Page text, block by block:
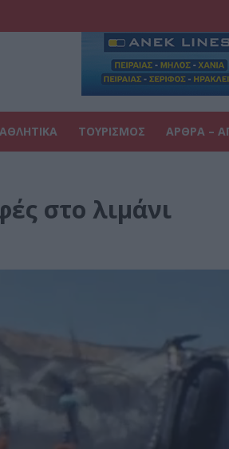
ΑΘΛΗΤΙΚΑ ΤΟΥΡΙΣΜΟΣ ΑΡΘΡΑ –
στο λιμάνι